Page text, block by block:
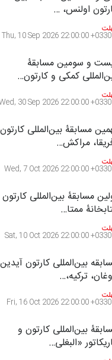
جشنواره بین‌المللی
کارتون سولین…
مهلت
بین المللی کارتون”
پرواز پروانه ها …
Thu, 3 Sep 2026 00:00:00 +0330
سی و هشتمین مسابقۀ بین‌المللی
اولنس، …
Thu, 10 Sep 2026 22:00:00 +0330
و سومین مسابقۀ
کمکی و کارتون…
مهلت
Wed, 30 Sep 2026 22:00:00 +0330
مسابقۀ بین‌المللی کارتون
مراکش…